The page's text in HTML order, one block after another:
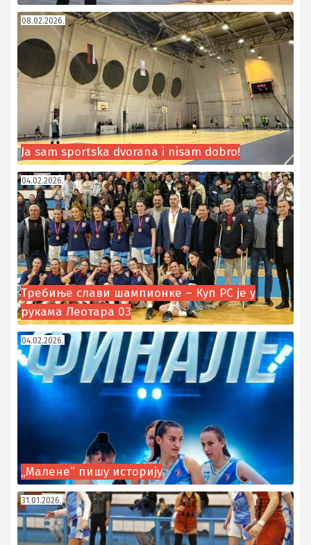
08.02.2026.
Ja sam sportska dvorana i nisam dobro!
04.02.2026.
Требиње слави шампионке – Куп РС је у
рукама Леотара 03
04.02.2026.
„Малене“ пишу историју
31.01.2026.